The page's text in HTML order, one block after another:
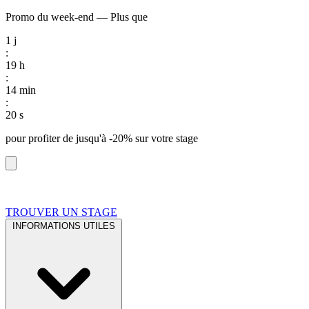
Promo du week-end — Plus que
1 j
:
19 h
:
14 min
:
19 s
pour profiter de jusqu'à -20% sur votre stage
TROUVER UN STAGE
INFORMATIONS UTILES